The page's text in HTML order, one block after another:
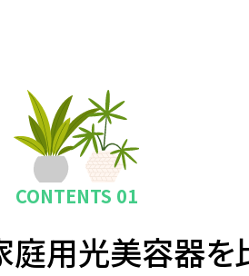
CONTENTS 01
庭用光美容器を